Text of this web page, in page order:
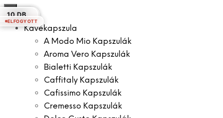
×
Kávékapszula
A Modo Mio Kapszulák
Aroma Vero Kapszulák
Bialetti Kapszulák
Caffitaly Kapszulák
Cafissimo Kapszulák
Cremesso Kapszulák
10 DB.
18 DB.
ELFOGYOTT
20 DB.
10 DB.
30 DB.
10 DB.
ELFOGYOTT
10 DB.
ELFOGYOTT